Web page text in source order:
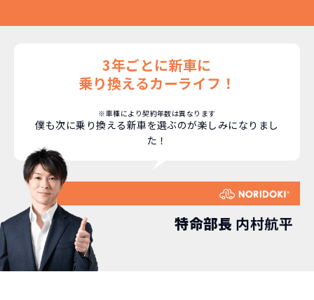
格設定が可能となりました。
通常のカーリースの場合、そのまま継続
して乗るか、購入するかなどを選べます。
しかし、NORIDOKIの場合は、車両を必
ず返却していただくことを前提とするこ
契約リスクが少ない
ライフスタイルに合わせたお車の選択が
できます。急な引っ越し、転勤、家族が増
た車を選べるっていいとおもいません
か？
新型の新車に
継続的にかかる費用が
コミコミ
維持にかかる、毎年の｢自動車税｣はコミ
コミ。3年契約なので通常車検時にかかる
｢自動車重量税｣、｢自賠責保険料｣「整備
料」などが不要となります。
3年ごとに新車に
乗り換えるカーライフ！
※車種により契約年数は異なります
僕も次に乗り換える新車を選ぶのが楽しみになりまし
た！
特命部長 内村航平